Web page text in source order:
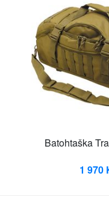
Batohtaška
1 970